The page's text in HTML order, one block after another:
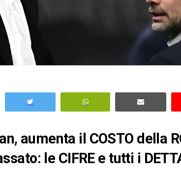
aumenta il COSTO della
le CIFRE e tutti i